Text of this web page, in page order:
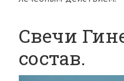
Свечи
состав.